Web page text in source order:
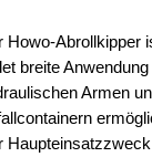
Howo-Abrollkipper
breite
Armen